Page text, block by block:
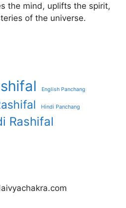
the mind, uplifts the spirit,
of the universe.
English Panchang
Hindi Panchang
Rashifal